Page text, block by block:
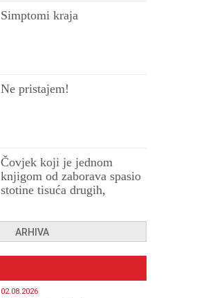
Simptomi kraja
Ne pristajem!
Čovjek koji je jednom
knjigom od zaborava spasio
stotine tisuća drugih,
ARHIVA
02.08.2026